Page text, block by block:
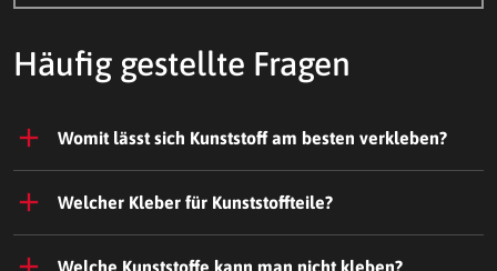
Häufig gestellte Fragen
Womit lässt sich Kunststoff am besten verkleben?
Welcher Kleber für Kunststoffteile?
Welche Kunststoffe kann man nicht kleben?